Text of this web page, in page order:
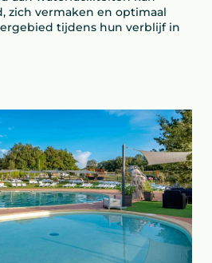
zich vermaken en optimaal
tijdens hun verblijf in